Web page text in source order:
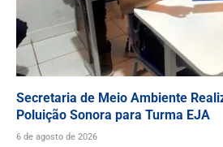
Secretaria de Meio Ambiente
Poluição Sonora para Turma EJA
6 de agosto de 2026